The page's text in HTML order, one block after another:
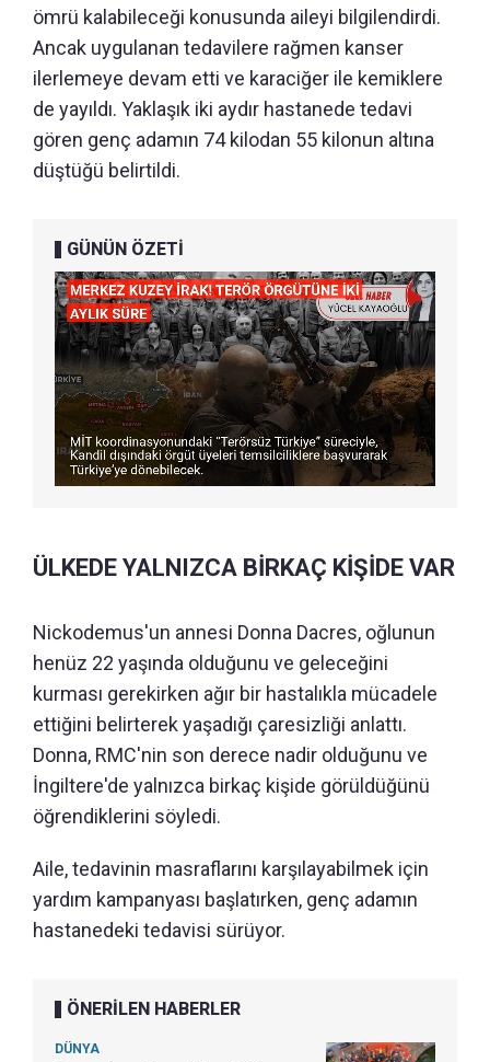
ömrü kalabileceği konusunda aileyi bilgilendirdi.
Ancak uygulanan tedavilere rağmen kanser
ilerlemeye devam etti ve karaciğer ile kemiklere
de yayıldı. Yaklaşık iki aydır hastanede tedavi
gören genç adamın 74 kilodan 55 kilonun altına
düştüğü belirtildi.
GÜNÜN ÖZETİ
ÜLKEDE YALNIZCA BİRKAÇ KİŞİDE VAR
Nickodemus'un annesi Donna Dacres, oğlunun
henüz 22 yaşında olduğunu ve geleceğini
kurması gerekirken ağır bir hastalıkla mücadele
ettiğini belirterek yaşadığı çaresizliği anlattı.
Donna, RMC'nin son derece nadir olduğunu ve
İngiltere'de yalnızca birkaç kişide görüldüğünü
öğrendiklerini söyledi.
Aile, tedavinin masraflarını karşılayabilmek için
yardım kampanyası başlatırken, genç adamın
hastanedeki tedavisi sürüyor.
ÖNERİLEN HABERLER
DÜNYA